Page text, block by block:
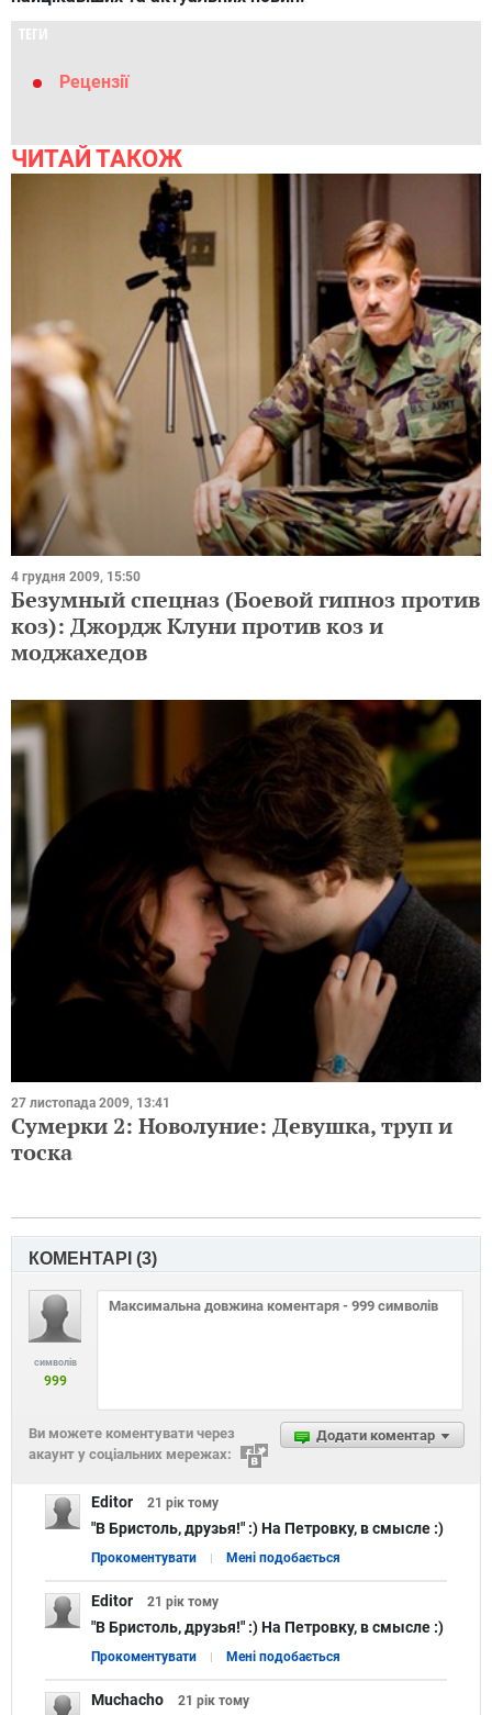
ТЕГИ
Рецензії
ЧИТАЙ ТАКОЖ
4 грудня 2009, 15:50
Безумный спецназ (Боевой гипноз против
коз): Джордж Клуни против коз и
моджахедов
27 листопада 2009, 13:41
Сумерки 2: Новолуние: Девушка, труп и
тоска
КОМЕНТАРІ (3)
символів
999
Додати коментар
Ви можете коментувати через
акаунт у соціальних мережах:
Editor 21 рік тому
"В Бристоль, друзья!" :) На Петровку, в смысле :)
Прокоментувати Мені подобається
Editor 21 рік тому
"В Бристоль, друзья!" :) На Петровку, в смысле :)
Прокоментувати Мені подобається
Muchacho 21 рік тому